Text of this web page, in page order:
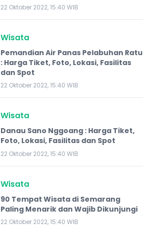
22 Oktober 2022, 15:40 WIB
Wisata
Pemandian Air Panas Pelabuhan Ratu
: Harga Tiket, Foto, Lokasi, Fasilitas
dan Spot
22 Oktober 2022, 15:40 WIB
Wisata
Danau Sano Nggoang : Harga Tiket,
Foto, Lokasi, Fasilitas dan Spot
22 Oktober 2022, 15:40 WIB
Wisata
90 Tempat Wisata di Semarang
Paling Menarik dan Wajib Dikunjungi
22 Oktober 2022, 15:40 WIB